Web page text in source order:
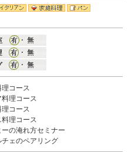
コース
理コース
コース
理コース
の淹れ方セミナー
ェのペアリング